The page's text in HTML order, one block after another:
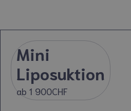
Mini
Liposuktion
ab 1 900CHF